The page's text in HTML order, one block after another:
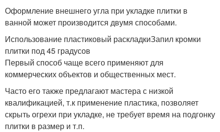
Оформление внешнего угла при укладке плитки в
ванной может производится двумя способами.
Использование пластиковый раскладкиЗапил кромки
плитки под 45 градусов
Первый способ чаще всего применяют для
коммерческих объектов и общественных мест.
Часто его также предлагают мастера с низкой
квалификацией, т.к применение пластика, позволяет
скрыть огрехи при укладке, не требует время на подгонку
плитки в размер и т.п.